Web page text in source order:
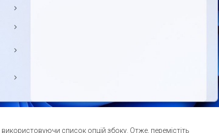
використовуючи список опцій збоку. Отже, перемістіть